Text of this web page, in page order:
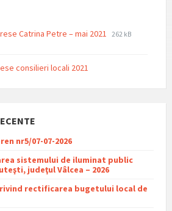
Catrina Petre – mai 2021 File
File
262 kB
consilieri locali 2021
nr5/07-07-2026
sistemului de iluminat public
judeţul Vâlcea – 2026
privind rectificarea bugetului local de